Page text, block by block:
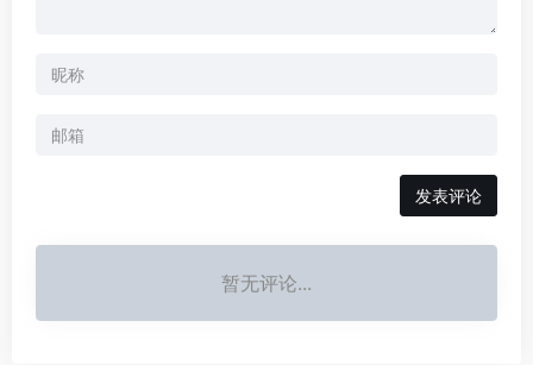
发表评论
暂无评论...